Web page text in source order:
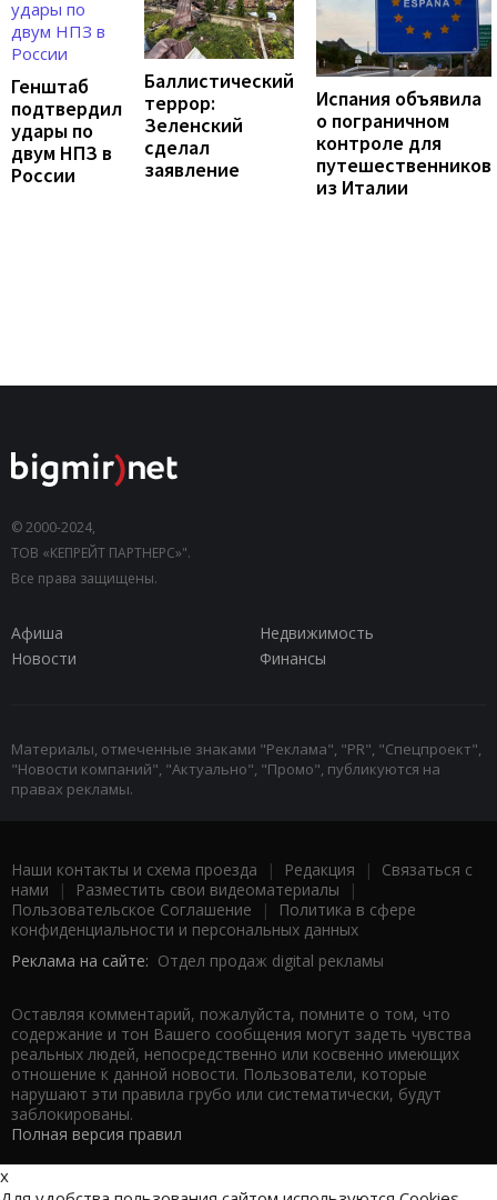
Генштаб
подтвердил
удары по
двум НПЗ в
России
Баллистический
террор:
Зеленский
сделал
заявление
Испания объявила
о пограничном
контроле для
путешественников
из Италии
© 2000-2024,
ТОВ «КЕПРЕЙТ ПАРТНЕРС»".
Все права защищены.
Афиша
Недвижимость
Новости
Финансы
Материалы, отмеченные знаками "Реклама", "PR", "Спецпроект",
"Новости компаний", "Актуально", "Промо", публикуются на
правах рекламы.
Наши контакты и схема проезда | Редакция | Связаться с
нами | Разместить свои видеоматериалы |
Пользовательское Соглашение |
Политика в сфере
конфиденциальности и персональных данных
Реклама на сайте: Отдел продаж digital рекламы
Оставляя комментарий, пожалуйста, помните о том, что
содержание и тон Вашего сообщения могут задеть чувства
реальных людей, непосредственно или косвенно имеющих
отношение к данной новости. Пользователи, которые
нарушают эти правила грубо или систематически, будут
заблокированы.
Полная версия правил
x